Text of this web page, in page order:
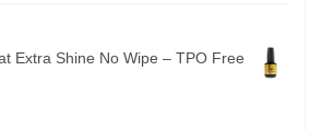
Extra Shine No Wipe – TPO Free